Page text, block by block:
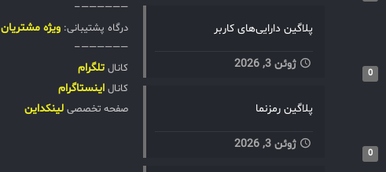
پلاگین دارایی‌های کاربر
ژوئن 3, 2026
0
پلاگین رمزنما
ژوئن 3, 2026
0
——————–
درگاه پشتیبانی: ويژه مشتریان
——————–
کانال تلگرام
کانال اینستاگرام
صفحه تخصصی لینکداین